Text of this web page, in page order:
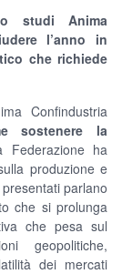
studi Anima
l’anno in
che richiede
Confindustria
sostenere la
Federazione ha
produzione e
parlano
che si prolunga
che pesa sul
geopolitiche,
dei mercati